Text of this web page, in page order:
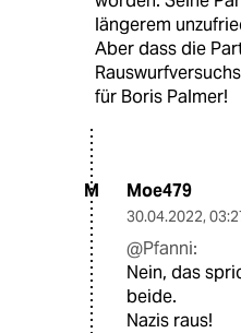
längerem
Aber dass die
für Boris Palmer!
M Moe479
30.04.2022,
@Pfanni:
Nein, das
beide.
Nazis raus!